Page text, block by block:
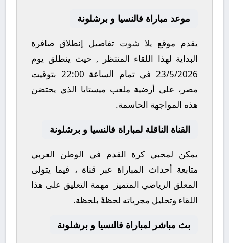
موعد مباراة فالنسيا و برشلونة
يقدم موقع يلا شوت تفاصيل إنطلاق صافرة
البداية لهذا اللقاء المنتظر , حيث ينطلق يوم
23/5/2026في تمام الساعة 22:00 بتوقيت
مصر، على أرضية ملعب ميستايا الذي يحتضن
هذه المواجهة الحاسمة.
القناة الناقلة لمباراة فالنسيا و برشلونة
يمكن لمحبي كرة القدم في الوطن العربي
متابعة أحداث المباراة عبر قناة، فيما يتولى
المعلق الرياضي المتميز
مهمة التعليق على هذا
اللقاء وتحليل مجرياته لحظةً بلحظة.
بث مباشر لمباراة فالنسيا و برشلونة